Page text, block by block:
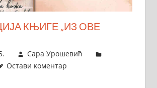
КЊИГЕ „ИЗ ОВЕ
Сара Урошевић
Остави коментар